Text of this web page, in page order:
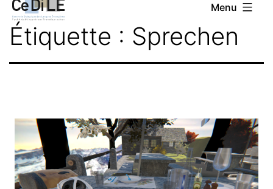
au
contenu
CeDiLE Menu
Étiquette : Sprechen